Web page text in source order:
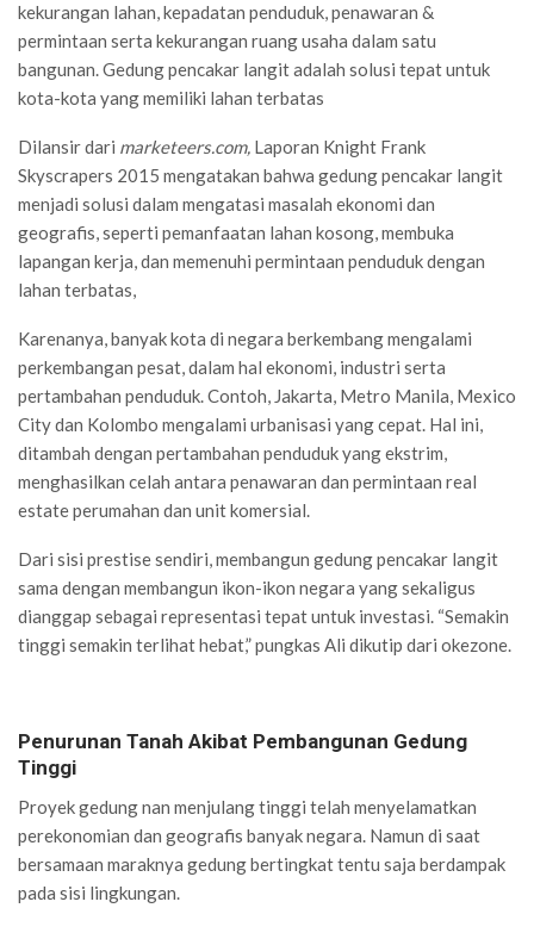
kekurangan lahan, kepadatan penduduk, penawaran &
permintaan serta kekurangan ruang usaha dalam satu
bangunan. Gedung pencakar langit adalah solusi tepat untuk
kota-kota yang memiliki lahan terbatas
Dilansir dari marketeers.com, Laporan Knight Frank
Skyscrapers 2015 mengatakan bahwa gedung pencakar langit
menjadi solusi dalam mengatasi masalah ekonomi dan
geografis, seperti pemanfaatan lahan kosong, membuka
lapangan kerja, dan memenuhi permintaan penduduk dengan
lahan terbatas,
Karenanya, banyak kota di negara berkembang mengalami
perkembangan pesat, dalam hal ekonomi, industri serta
pertambahan penduduk. Contoh, Jakarta, Metro Manila, Mexico
City dan Kolombo mengalami urbanisasi yang cepat. Hal ini,
ditambah dengan pertambahan penduduk yang ekstrim,
menghasilkan celah antara penawaran dan permintaan real
estate perumahan dan unit komersial.
Dari sisi prestise sendiri, membangun gedung pencakar langit
sama dengan membangun ikon-ikon negara yang sekaligus
dianggap sebagai representasi tepat untuk investasi. “Semakin
tinggi semakin terlihat hebat,” pungkas Ali dikutip dari okezone.
Penurunan Tanah Akibat Pembangunan Gedung
Tinggi
Proyek gedung nan menjulang tinggi telah menyelamatkan
perekonomian dan geografis banyak negara. Namun di saat
bersamaan maraknya gedung bertingkat tentu saja berdampak
pada sisi lingkungan.